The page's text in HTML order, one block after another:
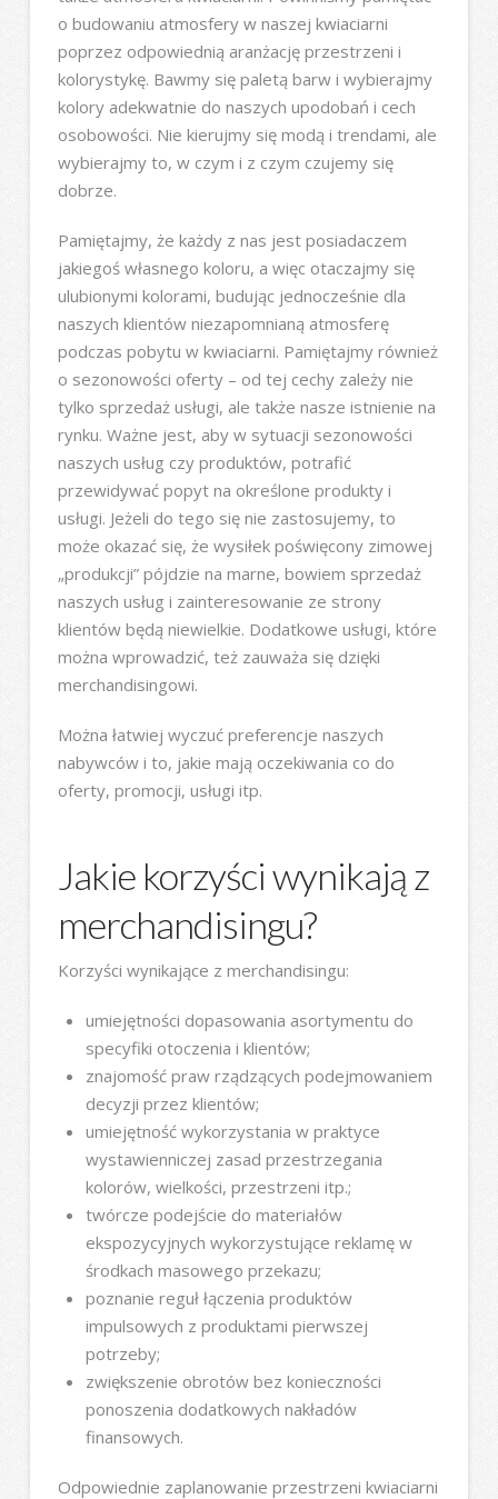
o budowaniu atmosfery w naszej kwiaciarni
poprzez odpowiednią aranżację przestrzeni i
kolorystykę. Bawmy się paletą barw i wybierajmy
kolory adekwatnie do naszych upodobań i cech
osobowości. Nie kierujmy się modą i trendami, ale
wybierajmy to, w czym i z czym czujemy się
dobrze.
Pamiętajmy, że każdy z nas jest posiadaczem
jakiegoś własnego koloru, a więc otaczajmy się
ulubionymi kolorami, budując jednocześnie dla
naszych klientów niezapomnianą atmosferę
podczas pobytu w kwiaciarni. Pamiętajmy również
o sezonowości oferty – od tej cechy zależy nie
tylko sprzedaż usługi, ale także nasze istnienie na
rynku. Ważne jest, aby w sytuacji sezonowości
naszych usług czy produktów, potrafić
przewidywać popyt na określone produkty i
usługi. Jeżeli do tego się nie zastosujemy, to
może okazać się, że wysiłek poświęcony zimowej
„produkcji” pójdzie na marne, bowiem sprzedaż
naszych usług i zainteresowanie ze strony
klientów będą niewielkie. Dodatkowe usługi, które
można wprowadzić, też zauważa się dzięki
merchandisingowi.
Można łatwiej wyczuć preferencje naszych
nabywców i to, jakie mają oczekiwania co do
oferty, promocji, usługi itp.
Jakie korzyści wynikają z
merchandisingu?
Korzyści wynikające z merchandisingu:
umiejętności dopasowania asortymentu do
specyfiki otoczenia i klientów;
znajomość praw rządzących podejmowaniem
decyzji przez klientów;
umiejętność wykorzystania w praktyce
wystawienniczej zasad przestrzegania
kolorów, wielkości, przestrzeni itp.;
twórcze podejście do materiałów
ekspozycyjnych wykorzystujące reklamę w
środkach masowego przekazu;
poznanie reguł łączenia produktów
impulsowych z produktami pierwszej
potrzeby;
zwiększenie obrotów bez konieczności
ponoszenia dodatkowych nakładów
finansowych.
Odpowiednie zaplanowanie przestrzeni kwiaciarni